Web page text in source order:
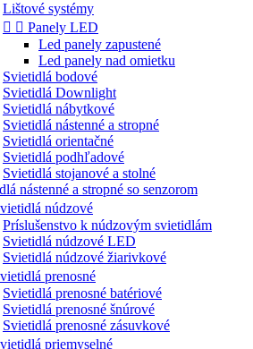
Lištové systémy
  Panely LED
Led panely zapustené
Led panely nad omietku
Svietidlá bodové
Svietidlá Downlight
Svietidlá nábytkové
Svietidlá nástenné a stropné
Svietidlá orientačné
Svietidlá podhľadové
Svietidlá stojanové a stolné
nástenné a stropné so senzorom
núdzové
Príslušenstvo k núdzovým svietidlám
Svietidlá núdzové LED
Svietidlá núdzové žiarivkové
prenosné
Svietidlá prenosné batériové
Svietidlá prenosné šnúrové
Svietidlá prenosné zásuvkové
priemyselné